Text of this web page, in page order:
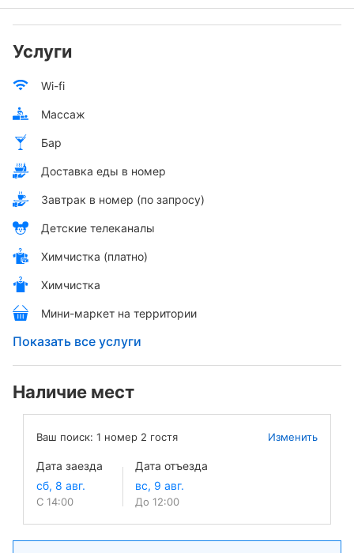
Услуги
Wi-fi
Массаж
Бар
Доставка еды в номер
Завтрак в номер (по запросу)
Детские телеканалы
Химчистка (платно)
Химчистка
Мини-маркет на территории
Показать все услуги
Наличие мест
Ваш поиск: 1 номер 2 гостя Изменить
Дата заезда
С 14:00
Дата отъезда
До 12:00